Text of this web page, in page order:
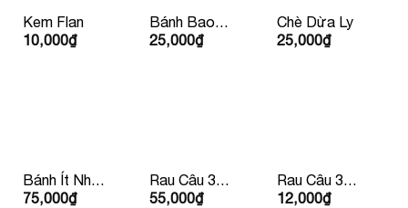
Kem Flan
10,000₫
Bánh Bao
Nhân Thịt Xá
25,000₫
Chè Dừa Ly
25,000₫
Bánh Ít Nhân
Tôm Thịt
75,000₫
Rau Câu 3
Màu
55,000₫
Rau Câu 3
Màu Chén
12,000₫